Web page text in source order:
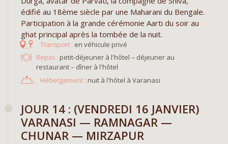
édifié au 18ème siècle par une Maharani du Bengale.
Participation à la grande cérémonie Aarti du soir au
ghat principal après la tombée de la nuit.
en véhicule privé
Repas : petit-déjeuner à l'hôtel – déjeuner au
restaurant – dîner à l'hôtel
Hébergement : nuit à l'hôtel à Varanasi
​JOUR 14 : (VENDREDI 16 JANVIER)
VARANASI — RAMNAGAR —
CHUNAR — MIRZAPUR